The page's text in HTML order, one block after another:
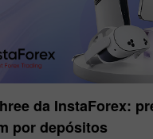
da InstaForex:
por depósitos